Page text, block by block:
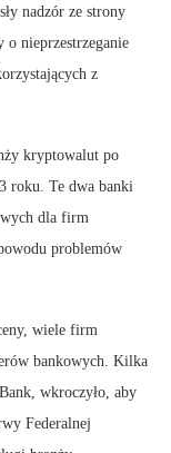
nadzór ze strony
o nieprzestrzeganie
z
kryptowalut po
roku. Te dwa banki
dla firm
problemów
wiele firm
bankowych. Kilka
wkroczyło, aby
Federalnej